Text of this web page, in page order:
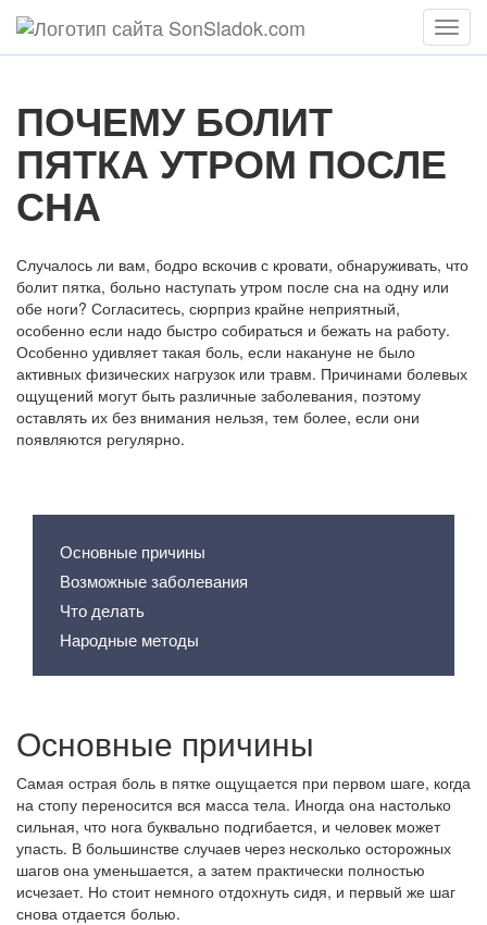
Меню
ПОЧЕМУ БОЛИТ
ПЯТКА УТРОМ ПОСЛЕ
СНА
Случалось ли вам, бодро вскочив с кровати, обнаруживать, что
болит пятка, больно наступать утром после сна на одну или
обе ноги? Согласитесь, сюрприз крайне неприятный,
особенно если надо быстро собираться и бежать на работу.
Особенно удивляет такая боль, если накануне не было
активных физических нагрузок или травм. Причинами болевых
ощущений могут быть различные заболевания, поэтому
оставлять их без внимания нельзя, тем более, если они
появляются регулярно.
Основные причины
Возможные заболевания
Что делать
Народные методы
Основные причины
Самая острая боль в пятке ощущается при первом шаге, когда
на стопу переносится вся масса тела. Иногда она настолько
сильная, что нога буквально подгибается, и человек может
упасть. В большинстве случаев через несколько осторожных
шагов она уменьшается, а затем практически полностью
исчезает. Но стоит немного отдохнуть сидя, и первый же шаг
снова отдается болью.